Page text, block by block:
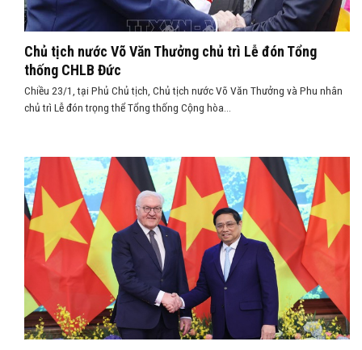
Chủ tịch nước Võ Văn Thưởng chủ trì Lễ đón Tổng
thống CHLB Đức
Chiều 23/1, tại Phủ Chủ tịch, Chủ tịch nước Võ Văn Thưởng và Phu nhân
chủ trì Lễ đón trọng thể Tổng thống Cộng hòa...